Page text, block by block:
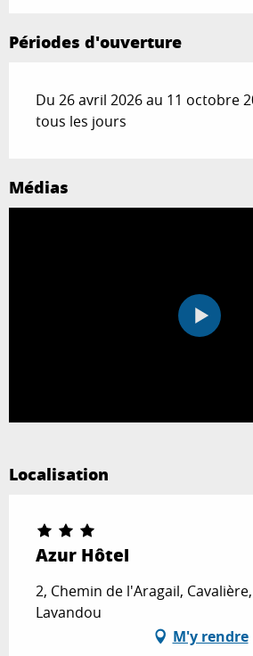
Périodes d'ouverture
Du 26 avril 2026 au 11 octobre
tous les jours
Médias
Localisation
Azur Hôtel
2, Chemin de l'Aragail,
Lavandou
M'y rendre